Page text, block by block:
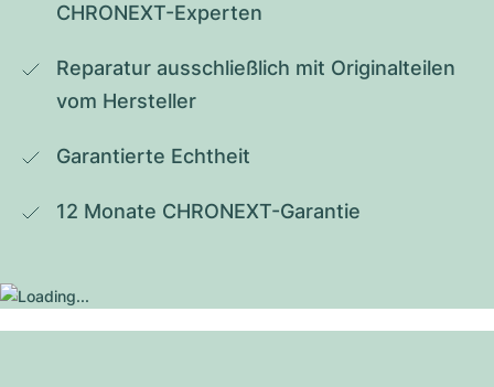
CHRONEXT-Experten
Reparatur ausschließlich mit Originalteilen
vom Hersteller
Garantierte Echtheit
12 Monate CHRONEXT-Garantie